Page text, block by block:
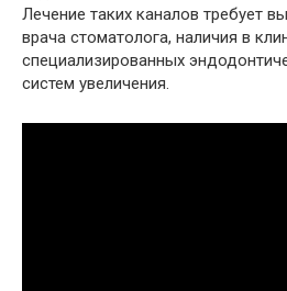
Лечение таких каналов требует
врача стоматолога, наличия в
специализированных
систем увеличения.